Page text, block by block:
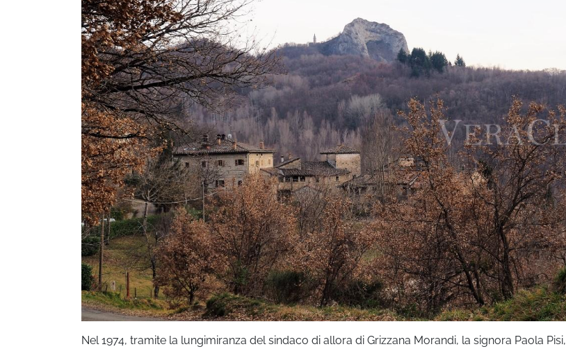
Nel 1974, tramite la lungimiranza del sindaco di allora di Grizzana Morandi, la signora Paola Pisi,